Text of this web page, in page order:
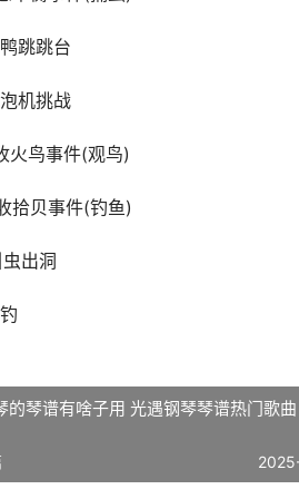
跳跳台
机挑战
火鸟事件(观鸟)
拾贝事件(钓鱼)
出洞
的琴谱有啥子用 光遇钢琴琴谱热门歌曲